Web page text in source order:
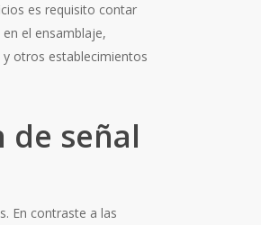
es requisito contar
el ensamblaje,
otros establecimientos
de señal
En contraste a las